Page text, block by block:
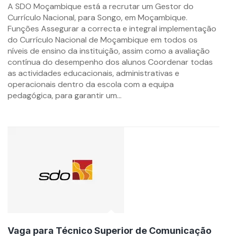
By
mzemprego.com
A SDO Moçambique está a recrutar um Gestor do
Currículo Nacional, para Songo, em Moçambique.
Funções Assegurar a correcta e integral implementação
do Currículo Nacional de Moçambique em todos os
níveis de ensino da instituição, assim como a avaliação
contínua do desempenho dos alunos Coordenar todas
as actividades educacionais, administrativas e
operacionais dentro da escola com a equipa
pedagógica, para garantir um...
Vaga para Técnico Superior de Comunicação